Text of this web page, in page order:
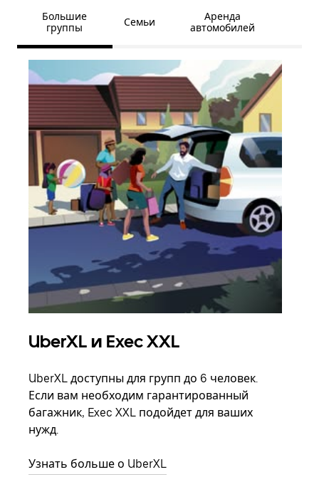
Большие
группы
Семьи
Аренда
автомобилей
UberXL и Exec XXL
UberXL доступны для групп до 6 человек.
Если вам необходим гарантированный
багажник, Exec XXL подойдет для ваших
нужд.
Узнать больше о UberXL